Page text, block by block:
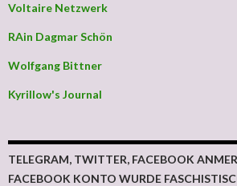
Voltaire Netzwerk
RAin Dagmar Schön
Wolfgang Bittner
Kyrillow's Journal
TELEGRAM, TWITTER, FACEBOOK
FACEBOOK KONTO WURDE